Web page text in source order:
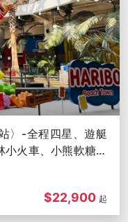
〉-全程四星、遊艇
火車、小熊軟糖世
$22,900 起